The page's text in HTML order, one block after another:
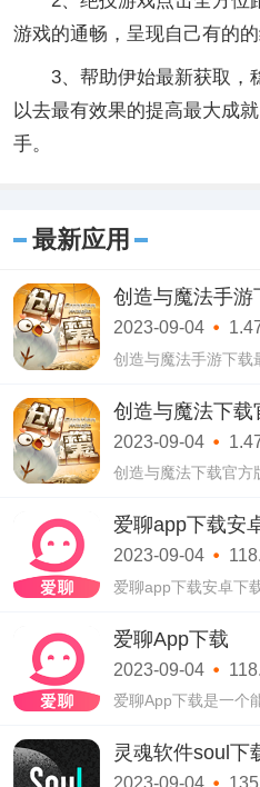
游戏的通畅，呈现自己有的的
3、帮助伊始最新获取，
以去最有效果的提高最大成
手。
最新应用
创造与魔法手游
2023-09-04
创造与魔法手游下载
体验到丰富的创意玩
界，集探险、建造、
素为一体
创造与魔法下载
2023-09-04
创造与魔法下载官方
的内容吸引了很多玩
中，玩家进入到了一
世界。
爱聊app下载安
2023-09-04
爱聊app下载安卓下
进行随机匹配的聊天
后，系统会根据用户
户匹配。
爱聊App下载
2023-09-04
爱聊App下载是一个
个真实、高效、有
可以在茫茫人海中寻
灵魂软件soul下
2023-09-04